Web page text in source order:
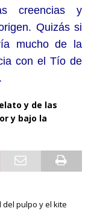
creencias y
Quizás si
mucho de la
con el Tío de
y de las
y bajo la
del pulpo y el kite